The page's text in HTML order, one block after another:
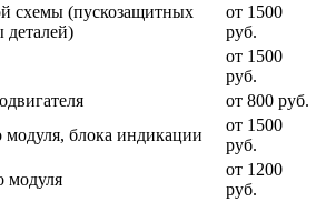
схемы (пускозащитных
деталей)
от 1500
руб.
от 1500
руб.
от 800 руб.
модуля, блока индикации
от 1500
руб.
модуля
от 1200
руб.